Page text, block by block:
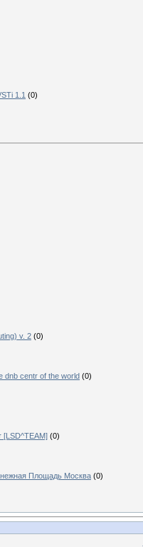
1.1 (0)
v. 2 (0)
dnb centr of the world (0)
[LSD^TEAM] (0)
Площадь Москва (0)